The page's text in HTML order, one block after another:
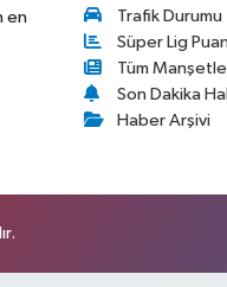
en
Trafik Durumu
Süper Lig
Tüm
Son Dakika
Haber Arşivi